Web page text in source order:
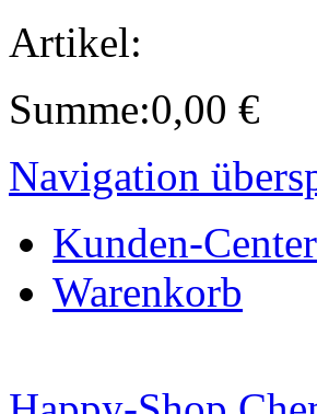
Artikel:
Summe:0,00 €
Navigation
Kunden-Center
Warenkorb